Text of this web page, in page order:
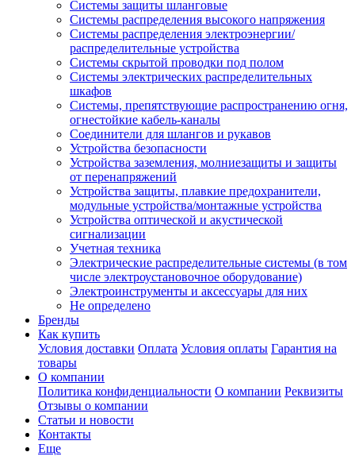
Системы защиты шланговые
Системы распределения высокого напряжения
Системы распределения электроэнергии/
распределительные устройства
Системы скрытой проводки под полом
Системы электрических распределительных
шкафов
Системы, препятствующие распространению огня,
огнестойкие кабель-каналы
Соединители для шлангов и рукавов
Устройства безопасности
Устройства заземления, молниезащиты и защиты
от перенапряжений
Устройства защиты, плавкие предохранители,
модульные устройства/монтажные устройства
Устройства оптической и акустической
сигнализации
Учетная техника
Электрические распределительные системы (в том
числе электроустановочное оборудование)
Электроинструменты и аксессуары для них
Не определено
Бренды
Как купить
Условия доставки Оплата Условия оплаты Гарантия на
товары
О компании
Политика конфиденциальности О компании Реквизиты
Отзывы о компании
Статьи и новости
Контакты
Еще